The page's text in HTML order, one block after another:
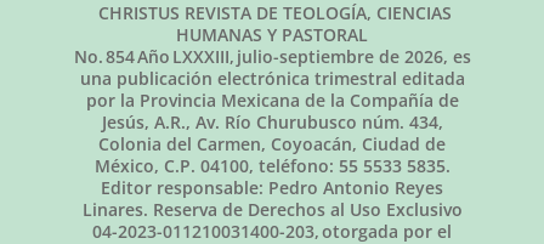
CHRISTUS REVISTA DE TEOLOGÍA, CIENCIAS
HUMANAS Y PASTORAL
No.854Año LXXXIII, julio-septiembre de 2026, es
una publicación electrónica trimestral editada
por la Provincia Mexicana de la Compañía de
Jesús, A.R., Av. Río Churubusco núm. 434,
Colonia del Carmen, Coyoacán, Ciudad de
México, C.P. 04100, teléfono: 55 5533 5835.
Editor responsable: Pedro Antonio Reyes
Linares. Reserva de Derechos al Uso Exclusivo
04-2023-011210031400-203, otorgada por el